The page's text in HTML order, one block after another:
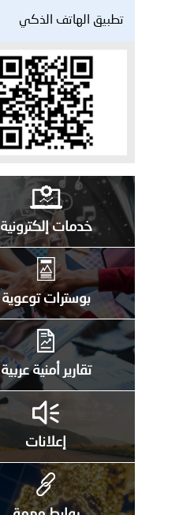
تطبيق الهاتف الذكي
خدمات إلكترونية
بوسترات توعوية
تقارير أمنية عربية
إعلانات